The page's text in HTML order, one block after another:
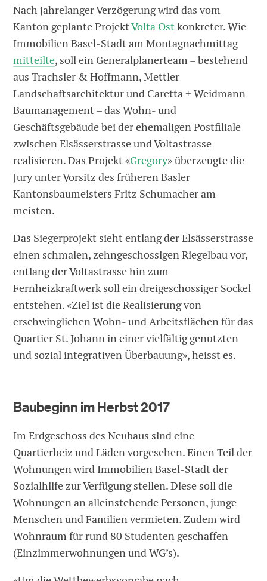
Nach jahrelanger Verzögerung wird das vom
Kanton geplante ProjektVolta Ostkonkreter. Wie
Immobilien Basel-Stadt am Montagnachmittag
mitteilte, soll ein Generalplanerteam – bestehend
aus Trachsler & Hoffmann, Mettler
Landschaftsarchitektur und Caretta + Weidmann
Baumanagement – das Wohn- und
Geschäftsgebäude bei der ehemaligen Postfiliale
zwischen Elsässerstrasse und Voltastrasse
realisieren. Das Projekt «Gregory» überzeugte die
Jury unter Vorsitz des früheren Basler
Kantonsbaumeisters Fritz Schumacher am
meisten.
Das Siegerprojekt sieht entlang der Elsässerstrasse
einen schmalen, zehngeschossigen Riegelbau vor,
entlang der Voltastrasse hin zum
Fernheizkraftwerk soll ein dreigeschossiger Sockel
entstehen. «Ziel ist die Realisierung von
erschwinglichen Wohn- und Arbeitsflächen für das
Quartier St. Johann in einer vielfältig genutzten
und sozial integrativen Überbauung», heisst es.
Baubeginn im Herbst 2017
Im Erdgeschoss des Neubaus sind eine
Quartierbeiz und Läden vorgesehen. Einen Teil der
Wohnungen wird Immobilien Basel-Stadt der
Sozialhilfe zur Verfügung stellen. Diese soll die
Wohnungen an alleinstehende Personen, junge
Menschen und Familien vermieten. Zudem wird
Wohnraum für rund 80 Studenten geschaffen
(Einzimmerwohnungen und WG’s).